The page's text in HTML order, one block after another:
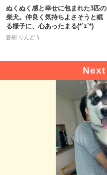
ぬくぬく感と幸せに包まれた3匹の
柴犬。仲良く気持ちよさそうと眠
る様子に、心あったまる(*´ｪ`*)
蒼樹 りんどう